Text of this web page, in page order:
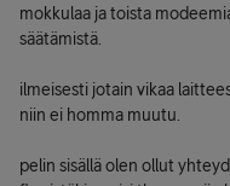
mokkulaa ja toista
säätämistä.
ilmeisesti jotain vikaa
niin ei homma muutu.
pelin sisällä olen ollut